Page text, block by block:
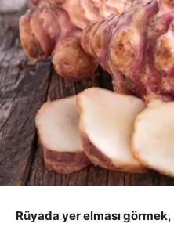
Rüyada yer elması görmek,